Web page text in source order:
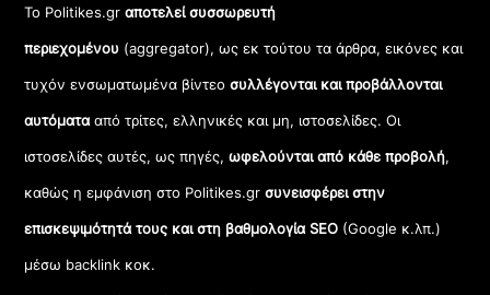
Το Politikes.grαποτελεί συσσωρευτή
περιεχομένου (aggregator), ως εκ τούτου τα άρθρα, εικόνες και
τυχόν ενσωματωμένα βίντεοσυλλέγονται και προβάλλονται
αυτόματααπό τρίτες, ελληνικές και μη, ιστοσελίδες. Οι
ιστοσελίδες αυτές, ως πηγές,ωφελούνται από κάθε προβολή,
καθώς η εμφάνιση στο Politikes.gr συνεισφέρει στην
επισκεψιμότητά τους και στη βαθμολογία SEO (Google κ.λπ.)
μέσω backlink κοκ.